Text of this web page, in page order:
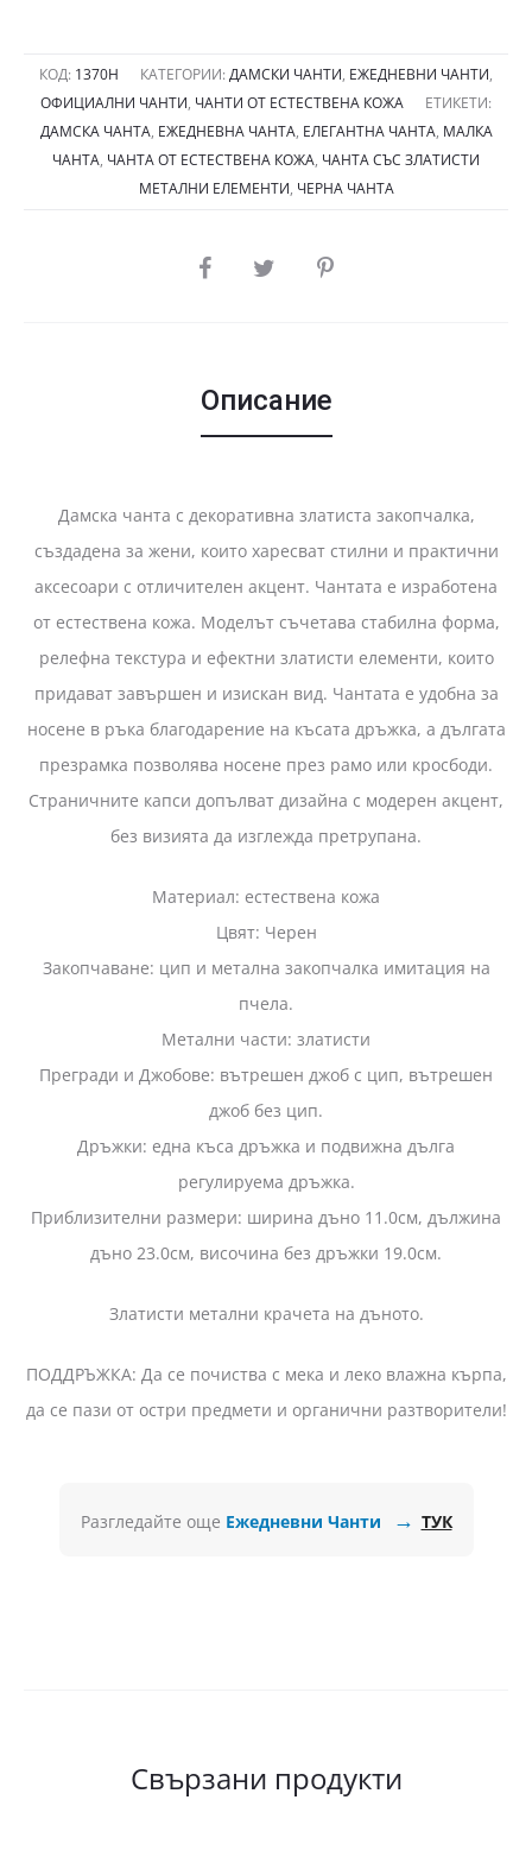
черна
1370H
КОД: 1370H КАТЕГОРИИ: ДАМСКИ ЧАНТИ, ЕЖЕДНЕВНИ ЧАНТИ,
ОФИЦИАЛНИ ЧАНТИ, ЧАНТИ ОТ ЕСТЕСТВЕНА КОЖА
ЕТИКЕТИ:
ДАМСКА ЧАНТА, ЕЖЕДНЕВНА ЧАНТА, ЕЛЕГАНТНА ЧАНТА, МАЛКА
ЧАНТА, ЧАНТА ОТ ЕСТЕСТВЕНА КОЖА, ЧАНТА СЪС ЗЛАТИСТИ
МЕТАЛНИ ЕЛЕМЕНТИ, ЧЕРНА ЧАНТА
SHARE
Описание
Дамска чанта с декоративна златиста закопчалка,
създадена за жени, които харесват стилни и практични
аксесоари с отличителен акцент. Чантата е изработена
от естествена кожа. Моделът съчетава стабилна форма,
релефна текстура и ефектни златисти елементи, които
придават завършен и изискан вид. Чантата е удобна за
носене в ръка благодарение на късата дръжка, а дългата
презрамка позволява носене през рамо или кросбоди.
Страничните капси допълват дизайна с модерен акцент,
без визията да изглежда претрупана.
Материал: естествена кожа
Цвят: Черен
Закопчаване: цип и метална закопчалка имитация на
пчела.
Метални части: златисти
Прегради и Джобове: вътрешен джоб с цип, вътрешен
джоб без цип.
Дръжки: една къса дръжка и подвижна дълга
регулируема дръжка.
Приблизителни размери: ширина дъно 11.0см, дължина
дъно 23.0см, височина без дръжки 19.0см.
Златисти метални крачета на дъното.
ПОДДРЪЖКА: Да се почиства с мека и леко влажна кърпа,
да се пази от остри предмети и органични разтворители!
Разгледайте още Ежедневни Чанти → ТУК
Свързани продукти